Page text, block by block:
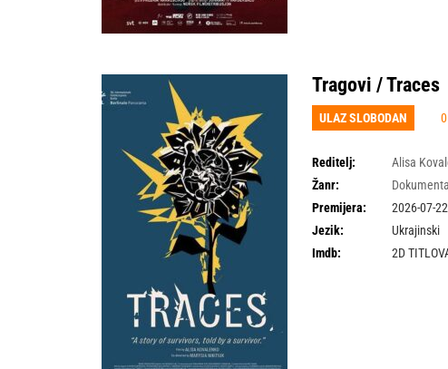
Tragovi / Traces
ULAZ SLOBODAN
Reditelj: Alisa
Žanr:
Premijera:
2026-07-22
Jezik:
Ukrajinski
Imdb:
2D